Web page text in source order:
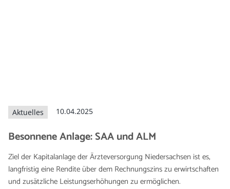
Aktuelles 10.04.2025
Besonnene Anlage: SAA und ALM
Ziel der Kapitalanlage der Ärzteversorgung Niedersachsen ist es,
langfristig eine Rendite über dem Rechnungszins zu erwirtschaften
und zusätzliche Leistungserhöhungen zu ermöglichen.